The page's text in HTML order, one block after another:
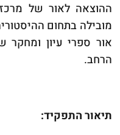
ההוצאה לאור של
מובילה בתחום
אור ספרי עיון ומחקר
הרחב.
תיאור התפקיד: